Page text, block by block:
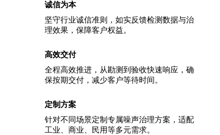
诚信为本
坚守行业诚信准则，如实反馈检测数据与治
理效果，保障客户权益。
高效交付
全程高效推进，从勘测到验收快速响应，确
保按期交付，减少客户等待时间。
定制方案
针对不同场景定制专属噪声治理方案，适配
工业、商业、民用等多元需求。